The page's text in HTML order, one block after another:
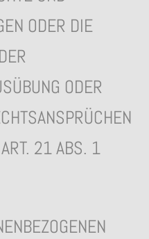
ODER DIE
ODER
21 ABS. 1